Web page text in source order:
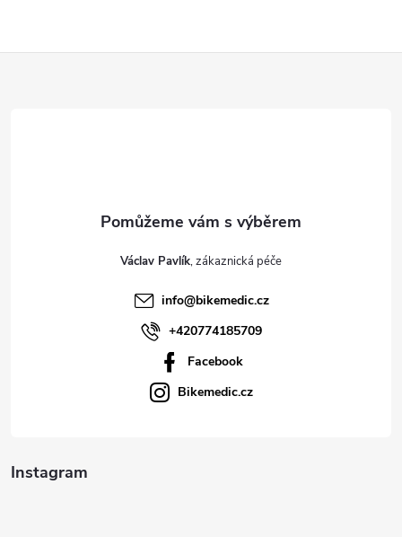
Václav Pavlík
info@bikemedic.cz
+420774185709
Facebook
Bikemedic.cz
Instagram